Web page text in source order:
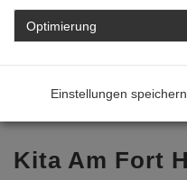
TAG DER
PROGRAMM
Zurück zur Übersicht
Kita Am Fort
Optimierung
Einstellungen speichern